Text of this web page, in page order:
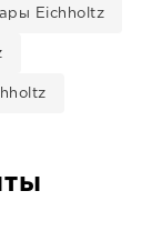
Eichholtz